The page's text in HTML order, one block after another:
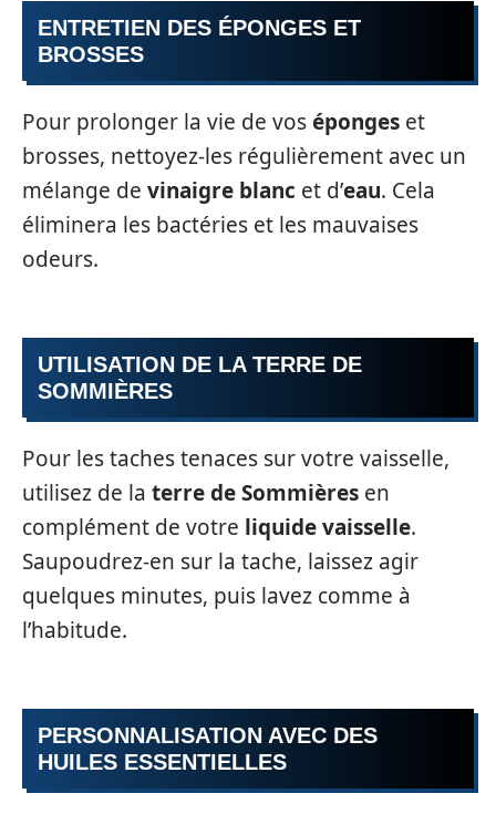
ENTRETIEN DES ÉPONGES ET
BROSSES
Pour prolonger la vie de voséponges et
brosses, nettoyez-les régulièrement avec un
mélange de vinaigre blanc et d’eau. Cela
éliminera les bactéries et les mauvaises
odeurs.
UTILISATION DE LA TERRE DE
SOMMIÈRES
Pour les taches tenaces sur votre vaisselle,
utilisez de la terre de Sommières en
complément de votre liquide vaisselle.
Saupoudrez-en sur la tache, laissez agir
quelques minutes, puis lavez comme à
l’habitude.
PERSONNALISATION AVEC DES
HUILES ESSENTIELLES